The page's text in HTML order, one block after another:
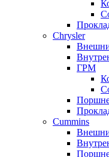
Chrysler
ГРМ
Cummins